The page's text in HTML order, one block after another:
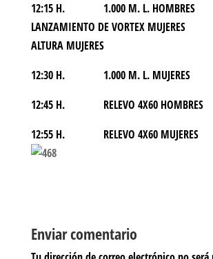
12:15 H. 1.000 M. L.
LANZAMIENTO DE VORTEX
ALTURA MUJERES
12:30 H. 1.000 M. L. MUJERES
12:45 H. RELEVO 4X60 HOMBRES
12:55 H. RELEVO 4X60 MUJERES
Enviar comentario